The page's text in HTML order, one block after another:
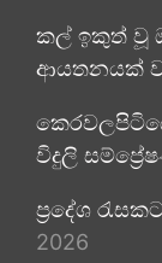
කල් ඉකුත් වූ
ආයතනයක්
විදුලි
ප්‍රදේශ
2026